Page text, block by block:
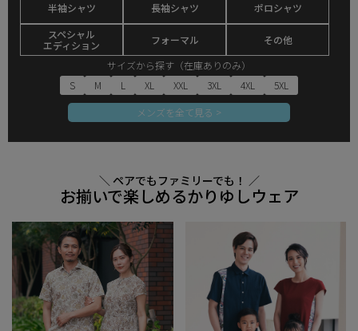
半袖シャツ 長袖シャツ
ポロシャツ
スペシャル
エディション
フォーマル
その他
サイズから探す（在庫ありのみ）
S
M L XL XXL 3XL 4XL
5XL
メンズを全て見る >
＼ ペアでもファミリーでも！ ／
お揃いで楽しめるかりゆしウェア